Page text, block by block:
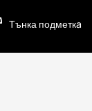
Тънка подметкa